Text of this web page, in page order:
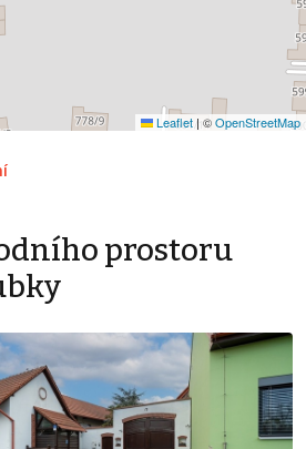
Leaflet |©OpenStreetMap
prostoru